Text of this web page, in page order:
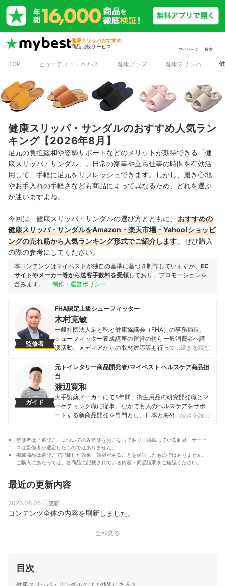
健康スリッパおすすめ
商品比較サービス
マイページ 検索
TOP ビューティー・ヘルス 健康グッズ 健康スリッパ
健康スリッパ・サンダルのおすすめ人気ラン
キング【2026年8月】
足元の負担緩和や姿勢サポートなどのメリットが期待できる「健
康スリッパ・サンダル」。日常の家事や立ち仕事の時間を有効活
用して、手軽に足元をリフレッシュできます。しかし、履き心地
やお手入れの手軽さなども商品によって異なるため、どれを選ぶ
か迷いますよね。
今回は、健康スリッパ・サンダルの選び方とともに、
おすすめの
健康スリッパ・サンダルをAmazon・楽天市場・Yahoo!ショッピ
ングの売れ筋から人気ランキング形式でご紹介します 。ぜひ購入
の際の参考にしてください。
本コンテンツはマイベストが独自の基準に基づき制作していますが、 EC
サイトやメーカー等から送客手数料を受領しており、プロモーションを
含みます。
制作・運営ポリシー
監修者
FHA認定上級シューフィッター
木村克敏
一般社団法人足と靴と健康協議会（FHA）の事務局長。
シューフィッター養成講座の運営の傍ら一般消費者へ講
演活動、メディアからの取材対応等も行っている。 ＜資
ューフィッティング） レザーソムリエプロフェッショナ
ル（日本革類卸売事業協同組合認定） ＜所属学会・団体
＞ 日本靴医学会 会員 足の番人 会員 足育研究会 会員
木村克敏のプロフィール
…続きを読む
ガイド
元トイレタリー商品開発者/マイベスト ヘルスケア商品担
当
渡辺寛和
大手製薬メーカーにて8年間、衛生用品の研究開発職とマ
ーケティング職に従事。なかでも人のヘルスケアをサポ
ートする新商品開発を専門とし、日本と海外を合わせて
品全般の比較検証を担当。「ユーザーが知りたいことを
適切な検証に基づきわかりやすく提供する」をモットー
に、日々の業務に取り組んでいる。
…続きを読む
監修者は「選び方」についてのみ監修をおこなっており、掲載している商品・サービ
スは監修者が選定したものではありません。
掲載商品は選び方で記載した効果・効能があることを保証したものではありません。
ご購入にあたっては、各商品に記載されている内容・商品説明をご確認ください。
最近の更新内容
2026.08.05 更新
コンテンツ全体の内容を刷新しました。
全部見る
目次